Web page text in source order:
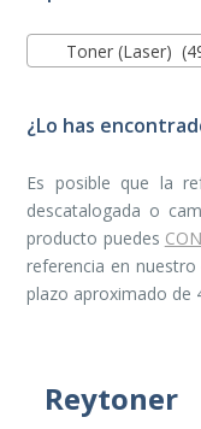
Toner (Laser)
¿Lo has
Es posible que la
descatalogada o
producto puedes
referencia en
plazo aproximado de
Reytoner